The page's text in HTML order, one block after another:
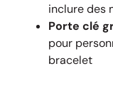
inclure des
Porte clé
pour
bracelet